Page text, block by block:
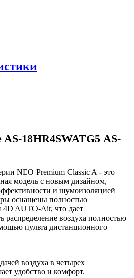
18HR4SWATG5 AS-
NEO Premium Classic A - это
модель с новым дизайном,
и шумоизоляцией
оснащены полностью
AUTO-Air, что дает
распределение воздуха полностью
пульта дистанционного
воздуха в четырех
удобство и комфорт.